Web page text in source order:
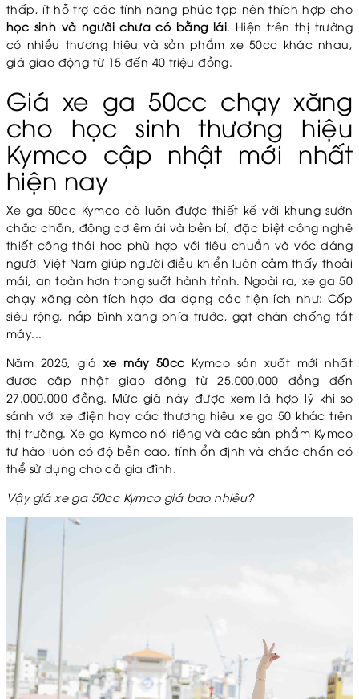
thấp, ít hỗ trợ các tính năng phúc tạp nên thích hợp cho
học sinh và người chưa có bằng lái. Hiện trên thị trường
có nhiều thương hiệu và sản phẩm xe 50cc khác nhau,
giá giao động từ 15 đến 40 triệu đồng.
Giá xe ga 50cc chạy xăng
cho học sinh thương hiệu
Kymco cập nhật mới nhất
hiện nay
Xe ga 50cc Kymco có luôn được thiết kế với khung sườn
chắc chắn, động cơ êm ái và bền bỉ, đặc biệt công nghệ
thiết công thái học phù hợp với tiêu chuẩn và vóc dáng
người Việt Nam giúp người điều khiển luôn cảm thấy thoải
mái, an toàn hơn trong suốt hành trình. Ngoài ra, xe ga 50
chạy xăng còn tích hợp đa dạng các tiện ích như: Cốp
siêu rộng, nắp bình xăng phía trước, gạt chân chống tắt
máy...
Năm 2025, giáxe máy 50cc Kymco sản xuất mới nhất
được cập nhật giao động từ 25.000.000 đồng đến
27.000.000 đồng. Mức giá này được xem là hợp lý khi so
sánh với xe điện hay các thương hiệu xe ga 50 khác trên
thị trường. Xe ga Kymco nói riêng và các sản phẩm Kymco
tự hào luôn có độ bền cao, tính ổn định và chắc chắn có
thể sử dụng cho cả gia đình.
Vậy giá xe ga 50cc Kymco giá bao nhiêu?